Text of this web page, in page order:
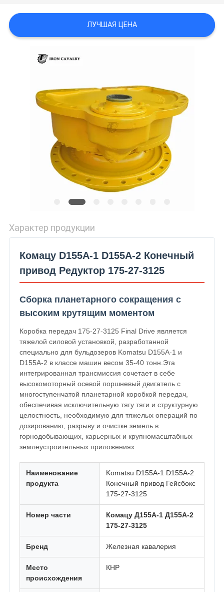
SITEMAP
ПОЛИТИКА
УЕДИНЕНИЯ
ЛУЧШАЯ ЦЕНА
Характер продукции
Комацу D155A-1 D155A-2 Конечный
привод Редуктор 175-27-3125
Сборка планетарного сокращения с
высоким крутящим моментом
Коробка передач 175-27-3125 Final Drive является
тяжелой силовой установкой, разработанной
специально для бульдозеров Komatsu D155A-1 и
D155A-2 в классе машин весом 35-40 тонн.Эта
интегрированная трансмиссия сочетает в себе
высокомоторный осевой поршневый двигатель с
многоступенчатой планетарной коробкой передач,
обеспечивая исключительную тягу тяги и структурную
целостность, необходимую для тяжелых операций по
дозированию, разрыву и очистке земель в
горнодобывающих, карьерных и крупномасштабных
землеустроительных приложениях.
Наименование
продукта
Komatsu D155A-1 D155A-2
Конечный привод Гейсбокс
175-27-3125
Номер части
Комацу Д155А-1 Д155А-2
175-27-3125
Бренд Железная кавалерия
Место
происхождения
КНР